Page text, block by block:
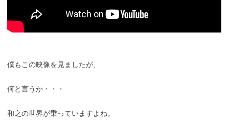
僕もこの映像を見ましたが、
何と言うか・・・
和之の世界が乗っていますよね。